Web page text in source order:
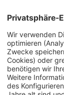
Alle Module